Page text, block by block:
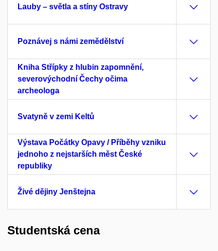
Lauby – světla a stíny Ostravy
Poznávej s námi zemědělství
Kniha Střípky z hlubin zapomnění,
severovýchodní Čechy očima
archeologa
Svatyně v zemi Keltů
Výstava Počátky Opavy / Příběhy vzniku
jednoho z nejstarších měst České
republiky
Živé dějiny Jenštejna
Studentská cena